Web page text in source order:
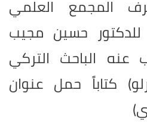
المجمع العلمي
للدكتور حسين مجيب
الباحث التركي
كتاباً حمل عنوان